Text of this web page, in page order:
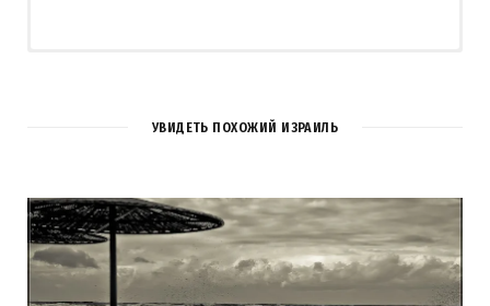
2КОММЕНТАРИЯ
Рыжий
14 ЛЕТ AGO
REPLY
УВИДЕТЬ ПОХОЖИЙ ИЗРАИЛЬ